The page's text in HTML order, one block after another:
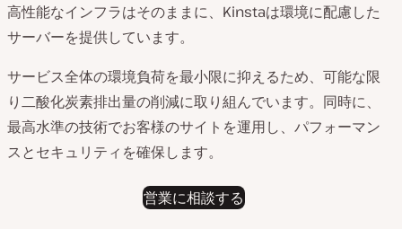
高性能なインフラはそのままに、Kinstaは環境に配慮した
サーバーを提供しています。
サービス全体の環境負荷を最小限に抑えるため、可能な限
り二酸化炭素排出量の削減に取り組んでいます。同時に、
最高水準の技術でお客様のサイトを運用し、パフォーマン
スとセキュリティを確保します。
営業に相談する